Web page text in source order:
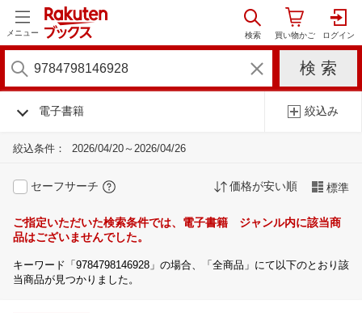
メニュー
電子書籍 絞込み
絞込条件： 2026/04/20～2026/04/26
セーフサーチ 価格が安い順 標準
ご指定いただいた検索条件では、電子書籍 ジャンル内に該当商
品はございませんでした。
キーワード「9784798146928」の場合、「全商品」にて以下のとおり該
当商品が見つかりました。